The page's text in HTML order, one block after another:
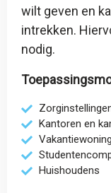
wilt geven en
intrekken.
nodig.
Kantoren en
Huishoudens